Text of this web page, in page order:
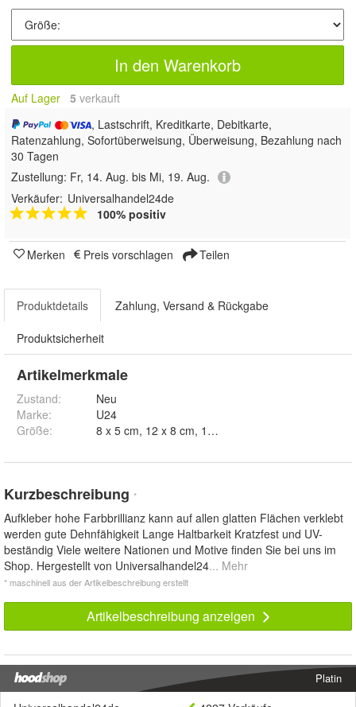
In den Warenkorb
Auf Lager 5 verkauft
, Lastschrift, Kreditkarte, Debitkarte,
Ratenzahlung, Sofortüberweisung, Überweisung, Bezahlung nach
30 Tagen
Zustellung: Fr, 14. Aug. bis Mi, 19. Aug.
Verkäufer: Universalhandel24de
100% positiv
Merken Preis vorschlagen Teilen
Produktdetails Zahlung, Versand & Rückgabe
Produktsicherheit
Artikelmerkmale
Zustand:
Neu
Marke:
U24
Größe:
Kurzbeschreibung *
Aufkleber hohe Farbbrillianz kann auf allen glatten Flächen verklebt
werden gute Dehnfähigkeit Lange Haltbarkeit Kratzfest und UV-
beständig Viele weitere Nationen und Motive finden Sie bei uns im
Shop. Hergestellt von Universalhandel24... Mehr
* maschinell aus der Artikelbeschreibung erstellt
Artikelbeschreibung anzeigen
Platin